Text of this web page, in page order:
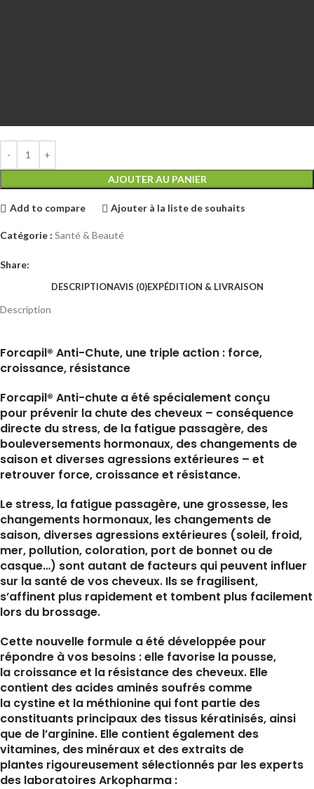
AJOUTER AU PANIER
Add to compare Ajouter à la liste de souhaits
Catégorie : Santé & Beauté
Share:
DESCRIPTIONAVIS (0)EXPÉDITION & LIVRAISON
Description
Forcapil® Anti-Chute, une triple action : force,
croissance, résistance
Forcapil® Anti-chute a été spécialement conçu
pour prévenir la chute des cheveux – conséquence
directe du stress, de la fatigue passagère, des
bouleversements hormonaux, des changements de
saison et diverses agressions extérieures – et
retrouver force, croissance et résistance.
Le stress, la fatigue passagère, une grossesse, les
changements hormonaux, les changements de
saison, diverses agressions extérieures (soleil, froid,
mer, pollution, coloration, port de bonnet ou de
casque…) sont autant de facteurs qui peuvent influer
sur la santé de vos cheveux. Ils se fragilisent,
s’affinent plus rapidement et tombent plus facilement
lors du brossage.
Cette nouvelle formule a été développée pour
répondre à vos besoins : elle favorise la pousse,
la croissance et la résistance des cheveux. Elle
contient des acides aminés soufrés comme
la cystine et la méthionine qui font partie des
constituants principaux des tissus kératinisés, ainsi
que de l’arginine. Elle contient également des
vitamines, des minéraux et des extraits de
plantes rigoureusement sélectionnés par les experts
des laboratoires Arkopharma :